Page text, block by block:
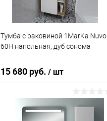
Тумба с раковиной 1MarKa Nuvo
60Н напольная, дуб сонома
15 680 руб. / шт
В корзину